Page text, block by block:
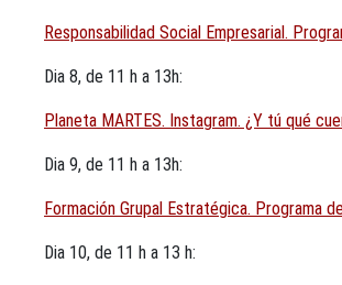
Responsabilidad Social Empresarial.
Dia 8, de 11 h a 13h:
Planeta MARTES. Instagram. ¿Y tú qué
Dia 9, de 11 h a 13h:
Formación Grupal Estratégica. Programa
Dia 10, de 11 h a 13 h: